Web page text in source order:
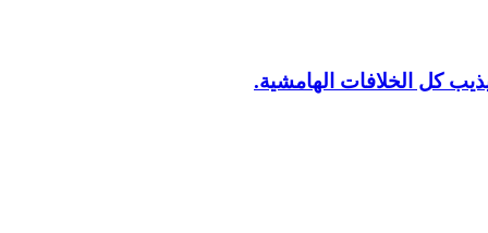
كل الخلافات الهامشية.